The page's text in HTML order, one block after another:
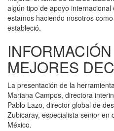
algún tipo de apoyo
estamos haciendo nosotros
estableció.
MEJORES
La presentación de la
Mariana Campos, directora
Pablo Lazo, director global de
Zubicaray, especialista senior en
México.